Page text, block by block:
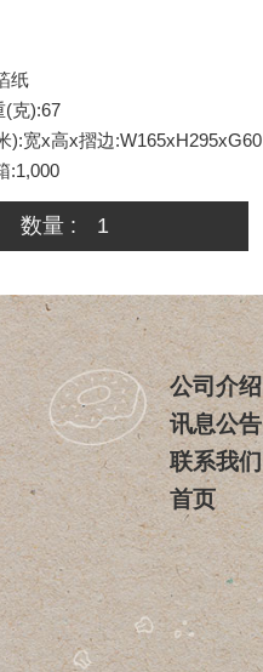
纸
(克):67
):宽x高x摺边:W165xH295xG60
:1,000
数量 :
公司介绍
讯息公告
联系我们
首页